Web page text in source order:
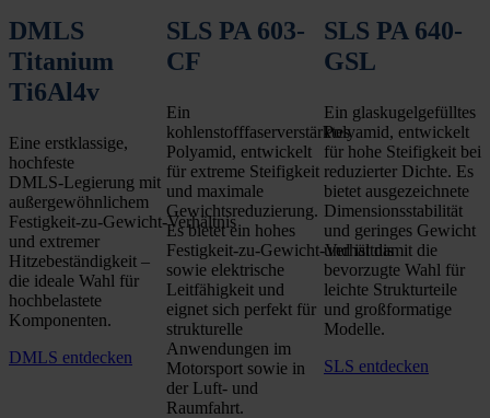
DMLS
Titanium
Ti6Al4v
Eine erstklassige,
hochfeste
DMLS‑Legierung mit
außergewöhnlichem
Festigkeit‑zu‑Gewicht‑Verhältnis
und extremer
Hitzebeständigkeit –
die ideale Wahl für
hochbelastete
Komponenten.
DMLS entdecken
SLS PA 603-
CF
Ein
kohlenstofffaserverstärktes
Polyamid, entwickelt
für extreme Steifigkeit
und maximale
Gewichtsreduzierung.
Es bietet ein hohes
Festigkeit‑zu‑Gewicht‑Verhältnis
sowie elektrische
Leitfähigkeit und
eignet sich perfekt für
strukturelle
Anwendungen im
Motorsport sowie in
der Luft‑ und
Raumfahrt.
SLS PA 640-
GSL
Ein glaskugelgefülltes
Polyamid, entwickelt
für hohe Steifigkeit bei
reduzierter Dichte. Es
bietet ausgezeichnete
Dimensionsstabilität
und geringes Gewicht
und ist damit die
bevorzugte Wahl für
leichte Strukturteile
und großformatige
Modelle.
SLS entdecken